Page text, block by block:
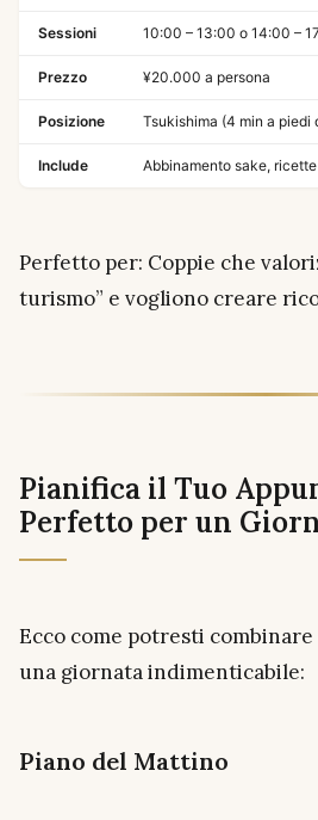
Sessioni 10:00 – 13:00 o 14:00 –
Prezzo ¥20.000 a persona
Posizione Tsukishima (4 min a piedi
Include Abbinamento sake,
Perfetto per: Coppie che
turismo” e vogliono creare
Pianifica il Tuo
Perfetto per un
Ecco come potresti
una giornata indimenticabile:
Piano del Mattino